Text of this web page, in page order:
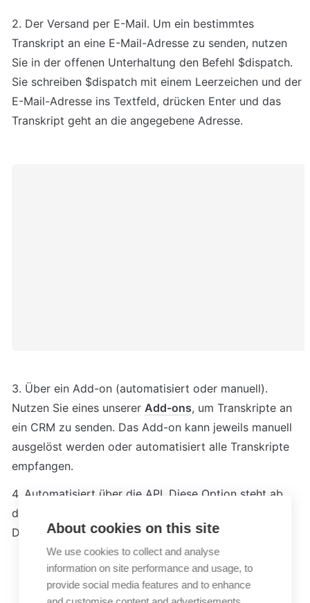
2. Der Versand per E-Mail. Um ein bestimmtes
Transkript an eine E-Mail-Adresse zu senden, nutzen
Sie in der offenen Unterhaltung den Befehl $dispatch.
Sie schreiben $dispatch mit einem Leerzeichen und der
E-Mail-Adresse ins Textfeld, drücken Enter und das
Transkript geht an die angegebene Adresse.
3. Über ein Add-on (automatisiert oder manuell).
Nutzen Sie eines unserer Add-ons, um Transkripte an
ein CRM zu senden. Das Add-on kann jeweils manuell
ausgelöst werden oder automatisiert alle Transkripte
empfangen.
4. Automatisiert über die API. Diese Option steht ab
dem Flex Paket zur Verfügung. Die entsprechende
Dokumentation finden Sie hier.
About cookies on this site
We use cookies to collect and analyse
information on site performance and usage, to
provide social media features and to enhance